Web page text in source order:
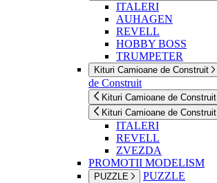
ITALERI
AUHAGEN
REVELL
HOBBY BOSS
TRUMPETER
Kituri Camioane de Construit
de Construit
Kituri Camioane de Construit
Kituri Camioane de Construit
ITALERI
REVELL
ZVEZDA
PROMOTII MODELISM
PUZZLE PUZZLE